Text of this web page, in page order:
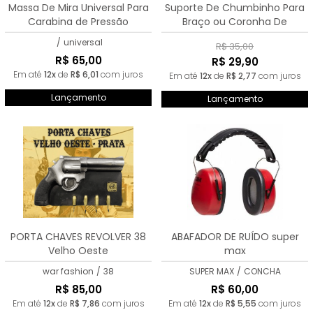
Massa De Mira Universal Para
Carabina de Pressão
/ universal
R$ 65,00
Em até 12xde R$ 6,01 com juros
Lançamento
Suporte De Chumbinho Para
Braço ou Coronha De
Carabina
R$ 35,00
R$ 29,90
Em até 12xde R$ 2,77 com juros
Lançamento
PORTA CHAVES REVOLVER 38
Velho Oeste
war fashion / 38
R$ 85,00
Em até 12xde R$ 7,86 com juros
ABAFADOR DE RUÍDO super
max
SUPER MAX / CONCHA
R$ 60,00
Em até 12xde R$ 5,55 com juros